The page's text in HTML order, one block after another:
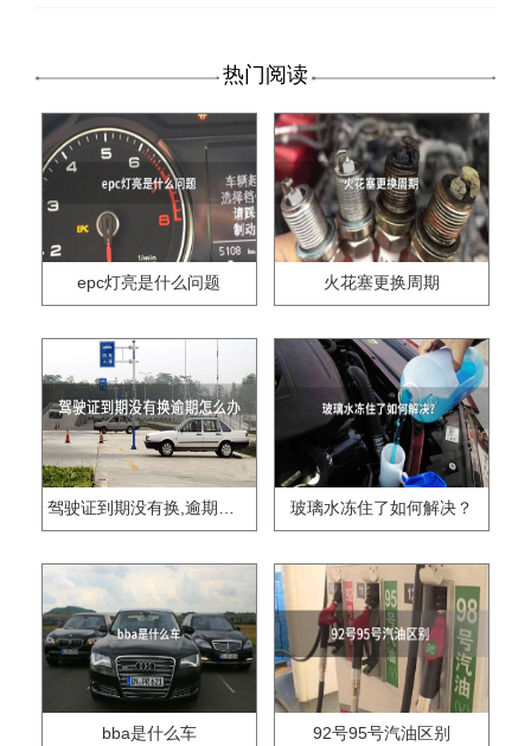
热门阅读
epc灯亮是什么问题 火花塞更换周期
驾驶证到期没有换,逾期怎么办?? 玻璃水冻住了如何解决？
bba是什么车 92号95号汽油区别